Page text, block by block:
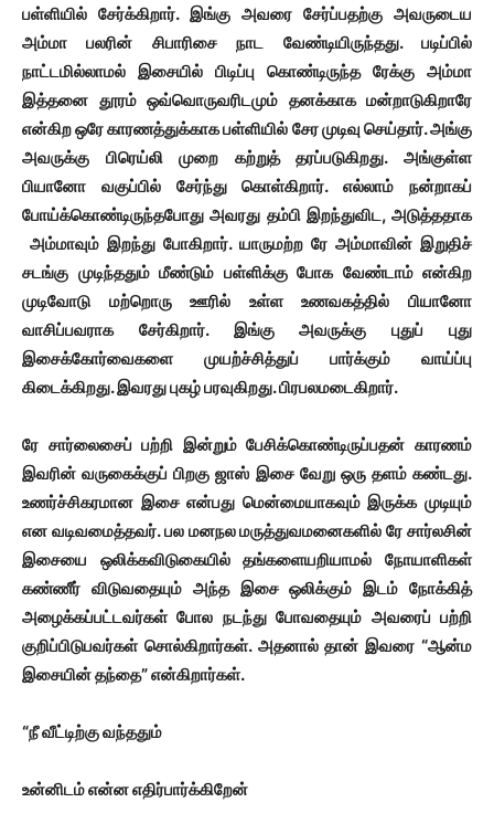
பள்ளியில் சேர்க்கிறார். இங்கு அவரை சேர்ப்பதற்கு அவருடைய
அம்மா பலரின் சிபாரிசை நாட வேண்டியிருந்தது. படிப்பில்
நாட்டமில்லாமல் இசையில் பிடிப்பு கொண்டிருந்த ரேக்கு அம்மா
இத்தனை தூரம் ஒவ்வொருவரிடமும் தனக்காக மன்றாடுகிறாரே
என்கிற ஒரே காரணத்துக்காக பள்ளியில் சேர முடிவு செய்தார். அங்கு
அவருக்கு பிரெய்லி முறை கற்றுத் தரப்படுகிறது. அங்குள்ள
பியானோ வகுப்பில் சேர்ந்து கொள்கிறார். எல்லாம் நன்றாகப்
போய்க்கொண்டிருந்தபோது அவரது தம்பி இறந்துவிட, அடுத்ததாக
அம்மாவும் இறந்து போகிறார். யாருமற்ற ரே அம்மாவின் இறுதிச்
சடங்கு முடிந்ததும் மீண்டும் பள்ளிக்கு போக வேண்டாம் என்கிற
முடிவோடு மற்றொரு ஊரில் உள்ள உணவகத்தில் பியானோ
வாசிப்பவராக சேர்கிறார். இங்கு அவருக்கு புதுப் புது
இசைக்கோர்வைகளை முயற்ச்சித்துப் பார்க்கும் வாய்ப்பு
கிடைக்கிறது. இவரது புகழ் பரவுகிறது. பிரபலமடைகிறார்.
ரே சார்லைசைப் பற்றி இன்றும் பேசிக்கொண்டிருப்பதன் காரணம்
இவரின் வருகைக்குப் பிறகு ஜாஸ் இசை வேறு ஒரு தளம் கண்டது.
உணர்ச்சிகரமான இசை என்பது மென்மையாகவும் இருக்க முடியும்
என வடிவமைத்தவர். பல மனநல மருத்துவமனைகளில் ரே சார்லசின்
இசையை ஒலிக்கவிடுகையில் தங்களையறியாமல் நோயாளிகள்
கண்ணீர் விடுவதையும் அந்த இசை ஒலிக்கும் இடம் நோக்கித்
அழைக்கப்பட்டவர்கள் போல நடந்து போவதையும் அவரைப் பற்றி
குறிப்பிடுபவர்கள் சொல்கிறார்கள். அதனால் தான் இவரை “ஆன்ம
இசையின் தந்தை” என்கிறார்கள்.
“நீ வீட்டிற்கு வந்ததும்
உன்னிடம் என்ன எதிர்பார்க்கிறேன்